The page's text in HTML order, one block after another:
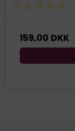
159,00 DKK